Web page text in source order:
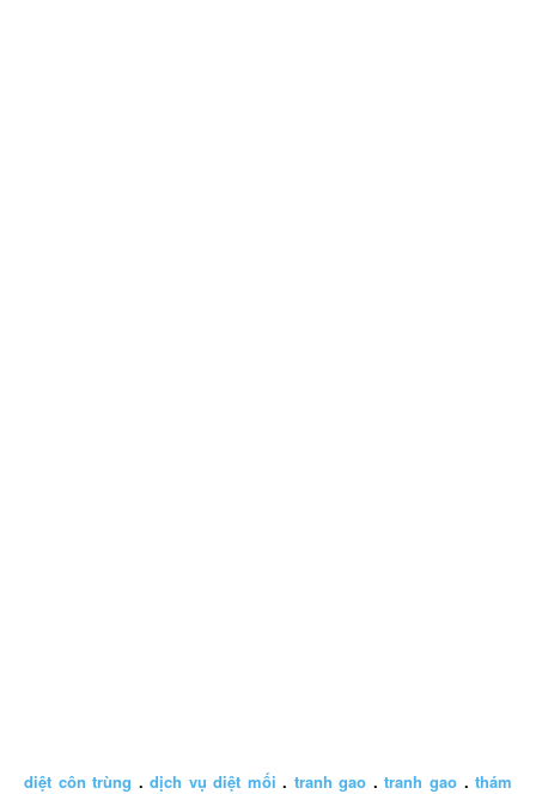
diệt côn trùng .dịch vụ diệt mối . tranh gao .tranh gao .thám